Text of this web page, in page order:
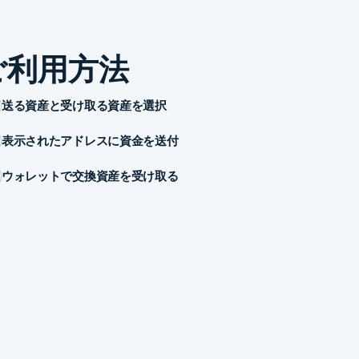
利用方法
送る資産と受け取る資産を選択
表示されたアドレスに資金を送付
ウォレットで交換資産を受け取る